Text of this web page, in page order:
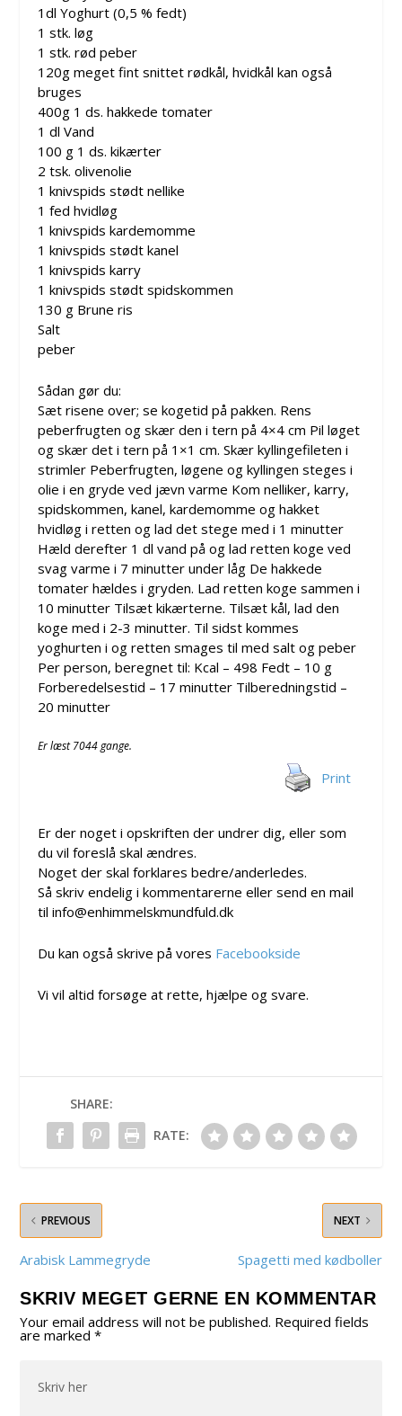
1dl Yoghurt (0,5 % fedt)
1 stk. løg
1 stk. rød peber
120g meget fint snittet rødkål, hvidkål kan også
bruges
400g 1 ds. hakkede tomater
1 dl Vand
100 g 1 ds. kikærter
2 tsk. olivenolie
1 knivspids stødt nellike
1 fed hvidløg
1 knivspids kardemomme
1 knivspids stødt kanel
1 knivspids karry
1 knivspids stødt spidskommen
130 g Brune ris
Salt
peber
Sådan gør du:
Sæt risene over; se kogetid på pakken. Rens
peberfrugten og skær den i tern på 4×4 cm Pil løget
og skær det i tern på 1×1 cm. Skær kyllingefileten i
strimler Peberfrugten, løgene og kyllingen steges i
olie i en gryde ved jævn varme Kom nelliker, karry,
spidskommen, kanel, kardemomme og hakket
hvidløg i retten og lad det stege med i 1 minutter
Hæld derefter 1 dl vand på og lad retten koge ved
svag varme i 7 minutter under låg De hakkede
tomater hældes i gryden. Lad retten koge sammen i
10 minutter Tilsæt kikærterne. Tilsæt kål, lad den
koge med i 2-3 minutter. Til sidst kommes
yoghurten i og retten smages til med salt og peber
Per person, beregnet til: Kcal – 498 Fedt – 10 g
Forberedelsestid – 17 minutter Tilberedningstid –
20 minutter
Er læst 7044 gange.
Print
Er der noget i opskriften der undrer dig, eller som
du vil foreslå skal ændres.
Noget der skal forklares bedre/anderledes.
Så skriv endelig i kommentarerne eller send en mail
til info@enhimmelskmundfuld.dk
Du kan også skrive på vores Facebookside
Vi vil altid forsøge at rette, hjælpe og svare.
SHARE:
RATE:
PREVIOUS
Arabisk Lammegryde
NEXT
Spagetti med kødboller
SKRIV MEGET GERNE EN KOMMENTAR
Your email address will not be published. Required fields
are marked*